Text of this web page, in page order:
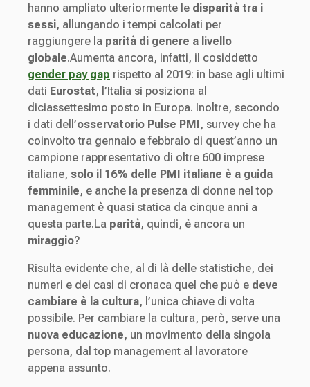
hanno ampliato ulteriormente le disparità tra i
sessi, allungando i tempi calcolati per
raggiungere la parità di genere a livello
globale.Aumenta ancora, infatti, il cosiddetto
gender pay gap rispetto al 2019: in base agli ultimi
dati Eurostat, l’Italia si posiziona al
diciassettesimo posto in Europa. Inoltre, secondo
i dati dell’osservatorio Pulse PMI, survey che ha
coinvolto tra gennaio e febbraio di quest’anno un
campione rappresentativo di oltre 600 imprese
italiane, solo il 16% delle PMI italiane è a guida
femminile, e anche la presenza di donne nel top
management è quasi statica da cinque anni a
questa parte.La parità, quindi, è ancora un
miraggio?
Risulta evidente che, al di là delle statistiche, dei
numeri e dei casi di cronaca quel che può e deve
cambiare è la cultura, l’unica chiave di volta
possibile. Per cambiare la cultura, però, serve una
nuova educazione, un movimento della singola
persona, dal top management al lavoratore
appena assunto.